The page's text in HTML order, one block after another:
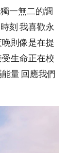
一無二的調
刻 我喜歡永
則像是在提
生命正在校
量 回應我們